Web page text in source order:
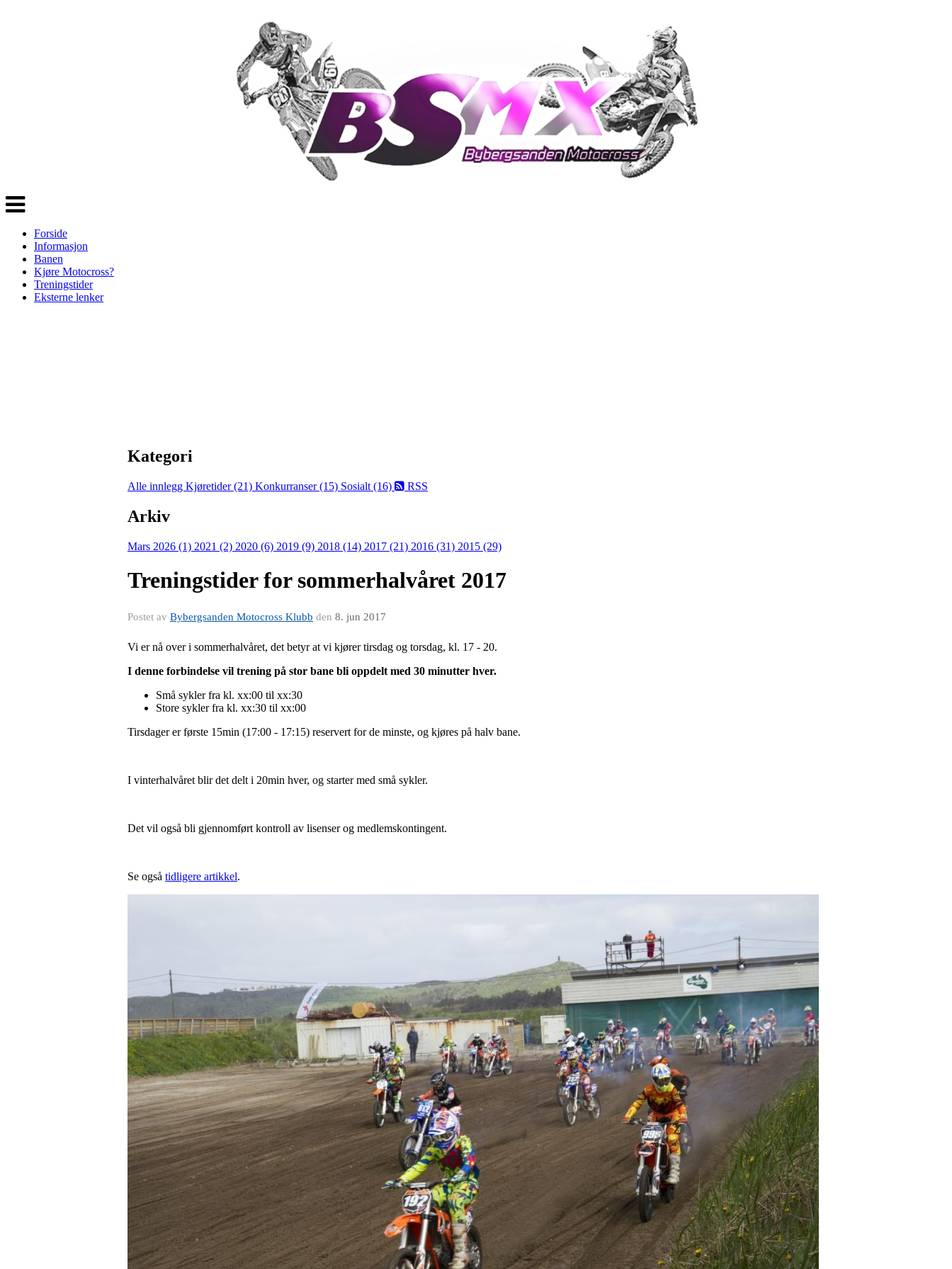
Veksle
navigasjon
Forside
Informasjon
Banen
Kjøre Motocross?
Treningstider
Eksterne lenker
Kategori
Alle innlegg Kjøretider (21) Konkurranser (15) Sosialt (16) RSS
Arkiv
Mars 2026 (1) 2021 (2) 2020 (6) 2019 (9) 2018 (14) 2017 (21) 2016 (31) 2015 (29)
Treningstider for sommerhalvåret 2017
Postet av Bybergsanden Motocross Klubb den 8. jun 2017
Vi er nå over i sommerhalvåret, det betyr at vi kjører tirsdag og torsdag, kl. 17 - 20.
I denne forbindelse vil trening på stor bane bli oppdelt med 30 minutter hver.
Små sykler fra kl. xx:00 til xx:30
Store sykler fra kl. xx:30 til xx:00
Tirsdager er første 15min (17:00 - 17:15) reservert for de minste, og kjøres på halv bane.
I vinterhalvåret blir det delt i 20min hver, og starter med små sykler.
Det vil også bli gjennomført kontroll av lisenser og medlemskontingent.
Se også tidligere artikkel.